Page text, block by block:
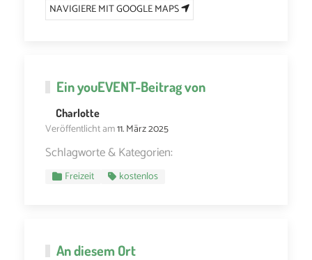
NAVIGIERE MIT GOOGLE MAPS
EinyouEVENT-Beitrag von
Charlotte
Veröffentlicht am11. März 2025
Schlagworte & Kategorien:
Freizeit kostenlos
An diesem Ort